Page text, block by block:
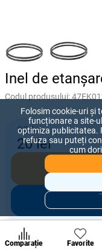
Inel de
Codul produsului:
32 lei
20lei
Oferiți prețul pe care
Comparație Favorite
Folosim cookie-uri și
funcționare a site-
optimiza publicitatea.
refuza sau puteți
cum